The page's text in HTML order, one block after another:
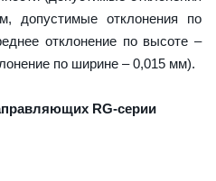
допустимые отклонения по
отклонение по высоте –
по ширине – 0,015 мм).
RG-серии